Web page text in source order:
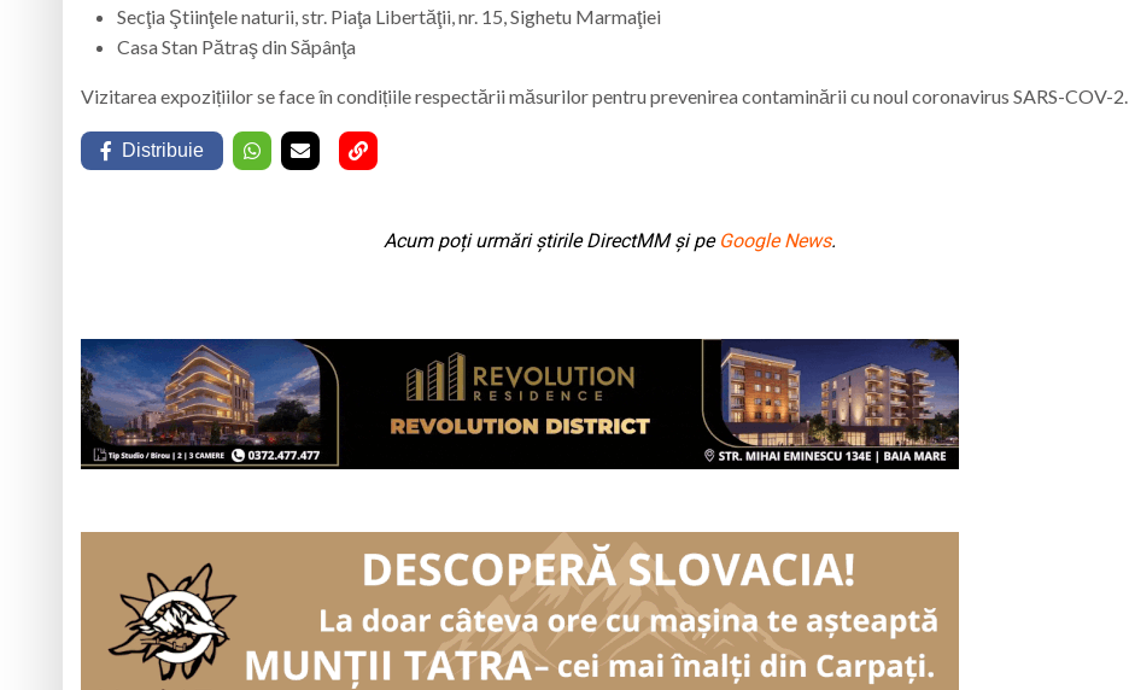
Secţia Ştiinţele naturii, str. Piaţa Libertăţii, nr. 15, Sighetu Marmaţiei
Casa Stan Pătraş din Săpânţa
Vizitarea expozițiilor se face în condițiile respectării măsurilor pentru prevenirea contaminării cu noul coronavirus SARS-COV-2.
Distribuie
Acum poți urmări știrile DirectMM și pe Google News.